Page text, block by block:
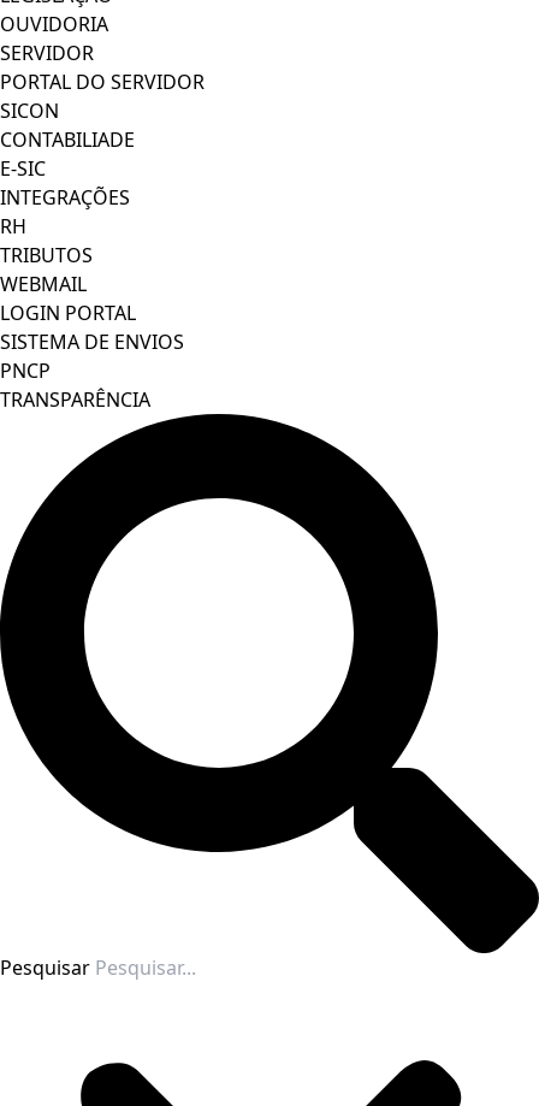
OUVIDORIA
SERVIDOR
PORTAL DO SERVIDOR
SICON
CONTABILIADE
E-SIC
INTEGRAÇÕES
RH
TRIBUTOS
WEBMAIL
LOGIN PORTAL
SISTEMA DE ENVIOS
PNCP
TRANSPARÊNCIA
Pesquisar